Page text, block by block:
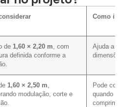
Como
de 1,60 × 2,20 m , com
definida conforme a
Ajuda a
1,60 × 2,50 m
modulação, corte e
Pode
quando a